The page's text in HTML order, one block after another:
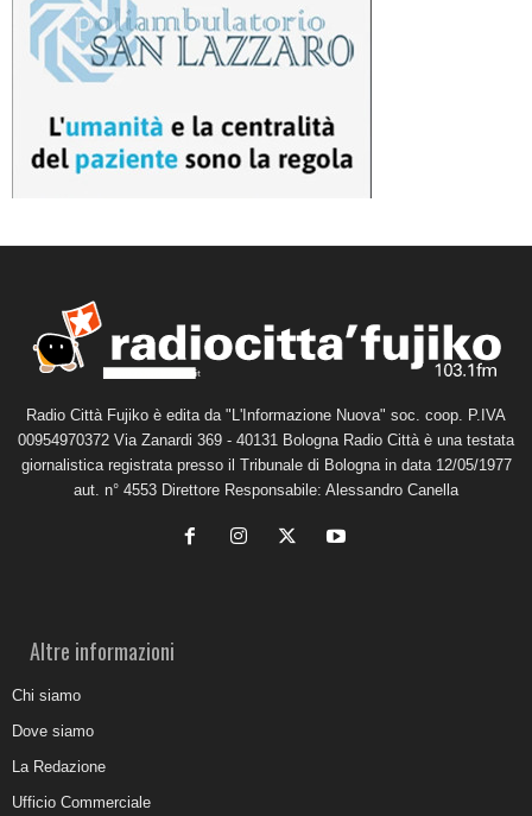
Radio Città Fujiko è edita da "L'Informazione Nuova" soc. coop. P.IVA
00954970372 Via Zanardi 369 - 40131 Bologna Radio Città è una testata
giornalistica registrata presso il Tribunale di Bologna in data 12/05/1977
aut. n° 4553 Direttore Responsabile: Alessandro Canella
Altre informazioni
Chi siamo
Dove siamo
La Redazione
Ufficio Commerciale